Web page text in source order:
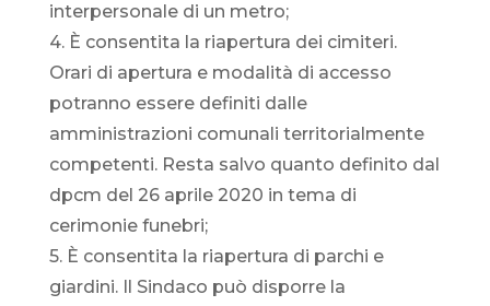
interpersonale di un metro;
4. È consentita la riapertura dei cimiteri.
Orari di apertura e modalità di accesso
potranno essere definiti dalle
amministrazioni comunali territorialmente
competenti. Resta salvo quanto definito dal
dpcm del 26 aprile 2020 in tema di
cerimonie funebri;
5. È consentita la riapertura di parchi e
giardini. Il Sindaco può disporre la